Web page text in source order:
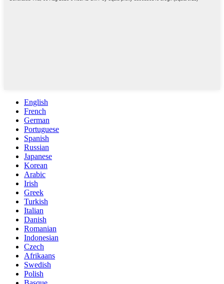
English
French
German
Portuguese
Spanish
Russian
Japanese
Korean
Arabic
Irish
Greek
Turkish
Italian
Danish
Romanian
Indonesian
Czech
Afrikaans
Swedish
Polish